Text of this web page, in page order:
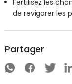
Fertilisez les
de revigorer les
Partager